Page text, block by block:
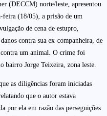
(DECCM) norte/leste, apresentou
feira (18/05), a prisão de um
de cena de estupro,
contra sua ex-companheira, de
um animal. O crime foi
bairro Jorge Teixeira, zona leste.
as diligências foram iniciadas
que o autor estava
por ela em razão das perseguições